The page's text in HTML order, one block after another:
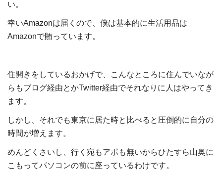
い。
幸いAmazonは届くので、僕は基本的に生活用品は
Amazonで賄っています。
住開きをしているおかげで、こんなところに住んでいなが
らもブログ経由とかTwitter経由でそれなりに人はやってき
ます。
しかし、それでも東京に居た時と比べると圧倒的に自分の
時間が増えます。
めんどくさいし、行く宛もアポも無いからひたすら山奥に
こもってパソコンの前に座っているわけです。